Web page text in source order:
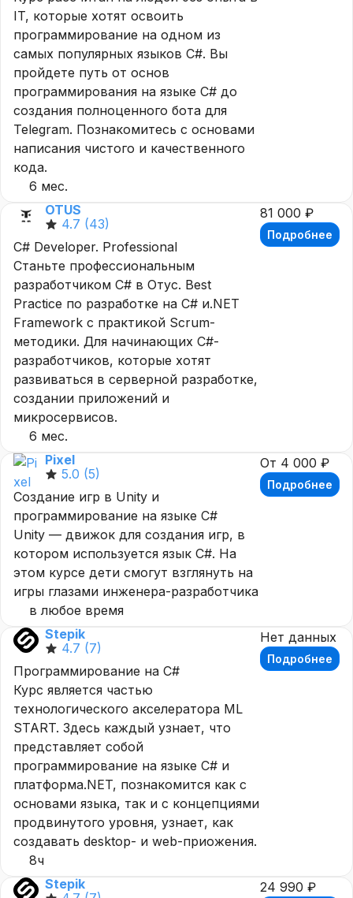
IT, которые хотят освоить
программирование на одном из
самых популярных языков С#. Вы
пройдете путь от основ
программирования на языке C# до
создания полноценного бота для
Telegram. Познакомитесь с основами
написания чистого и качественного
кода.
6 мес.
OTUS
4.7 (43)
C# Developer. Professional
Станьте профессиональным
разработчиком С# в Отус. Best
Practice по разработке на C# и.NET
Framework с практикой Scrum-
методики. Для начинающих C#-
разработчиков, которые хотят
развиваться в серверной разработке,
создании приложений и
микросервисов.
6 мес.
81 000 ₽
Подробнее
Pixel
5.0 (5)
Создание игр в Unity и
программирование на языке C#
Unity — движок для создания игр, в
котором используется язык C#. На
этом курсе дети смогут взглянуть на
игры глазами инженера-разработчика
в любое время
От 4 000 ₽
Подробнее
Stepik
4.7 (7)
Программирование на C#
Курс является частью
технологического акселератора ML
START. Здесь каждый узнает, что
представляет собой
программирование на языке C# и
платформа.NET, познакомится как с
основами языка, так и с концепциями
продвинутого уровня, узнает, как
создавать desktop- и web-приожения.
8ч
Нет данных
Подробнее
Stepik
24 990 ₽